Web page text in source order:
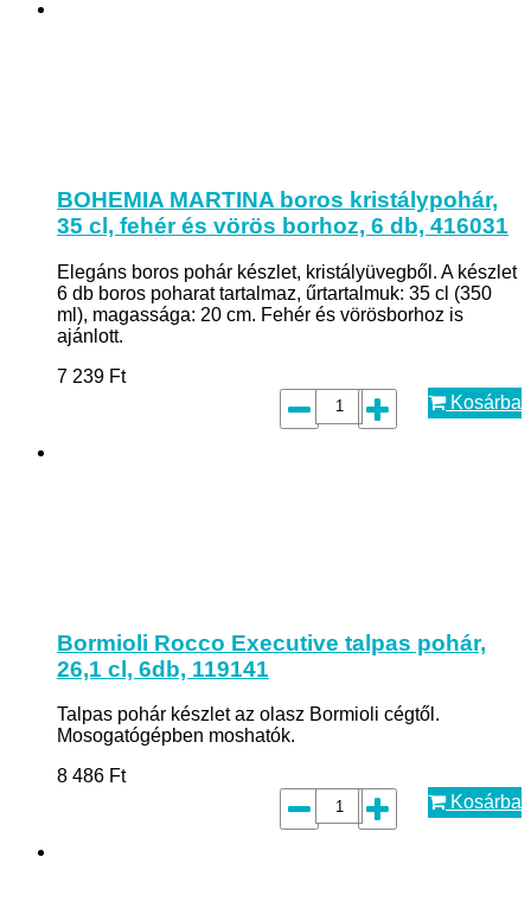
BOHEMIA MARTINA boros kristálypohár,
35 cl, fehér és vörös borhoz, 6 db, 416031
Elegáns boros pohár készlet, kristályüvegből. A készlet
6 db boros poharat tartalmaz, űrtartalmuk: 35 cl (350
ml), magassága: 20 cm. Fehér és vörösborhoz is
ajánlott.
7 239 Ft
Kosárba
Bormioli Rocco Executive talpas pohár,
26,1 cl, 6db, 119141
Talpas pohár készlet az olasz Bormioli cégtől.
Mosogatógépben moshatók.
8 486 Ft
Kosárba